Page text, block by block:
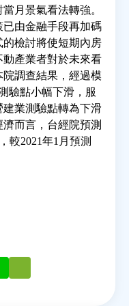
月景氣看法轉強。
由金融手段再加碼
檢討將使短期內房
產業者對於未來看
調查結果，經過模
驗點小幅下滑，服
業測驗點轉為下滑
而言，台經院預測
較2021年1月預測